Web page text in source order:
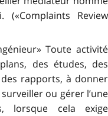
Review
Toute activité
des études, des
rapports, à donner
ou gérer l’une
lorsque cela exige